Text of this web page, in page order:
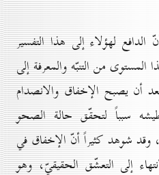
لهؤلاء إلى هذا التفسير
المستوى من التنبّه والمعرفة إلى
أن يصبح الإخفاق والانصدام
سبباً لتحقّق حالة الصحو
، وقد شوهد كثيراً أنّ الإخفاق في
إلى التعشّق الحقيقيّ، وهو